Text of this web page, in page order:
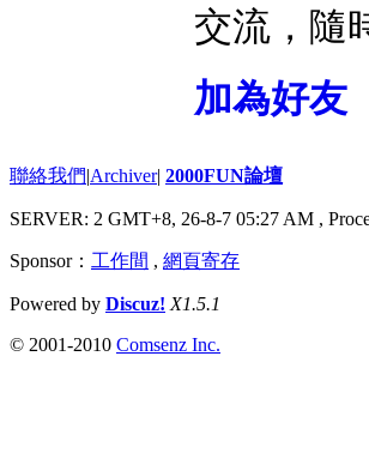
交流，隨
加為好友
聯絡我們|Archiver| 2000FUN論壇
SERVER: 2 GMT+8, 26-8-7 05:27 AM ,
Sponsor： 工作間 , 網頁寄存
Powered by Discuz! X1.5.1
© 2001-2010 Comsenz Inc.